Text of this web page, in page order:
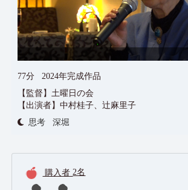
77分
2024年完成作品
【監督】土曜日の会
【出演者】中村桂子、辻麻里子
思考
深堀
購入者2名